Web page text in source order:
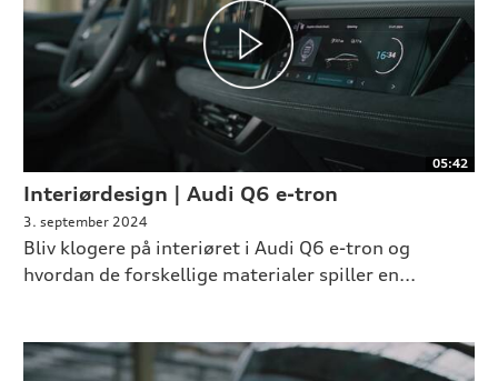
05:42
Interiørdesign | Audi Q6 e-tron
3. september 2024
Bliv klogere på interiøret i Audi Q6 e-tron og
hvordan de forskellige materialer spiller en...